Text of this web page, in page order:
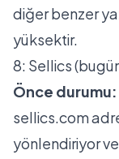
diğer benzer
yüksektir.
8: Sellics
Önce
sellics.com
yönlendiriyor